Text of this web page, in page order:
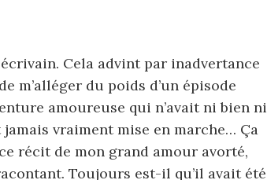
Cela advint par inadvertance
m’alléger du poids d’un épisode
amoureuse qui n’avait ni bien ni
jamais vraiment mise en marche… Ça
récit de mon grand amour avorté,
Toujours est-il qu’il avait été